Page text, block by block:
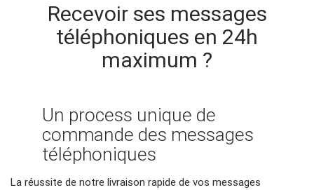
Recevoir ses messages
téléphoniques en 24h
maximum ?
Un process unique de
commande des messages
téléphoniques
La réussite de notre livraison rapide de vos messages